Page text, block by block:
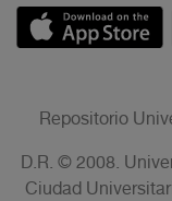
Repositorio
D.R. © 2008.
Ciudad